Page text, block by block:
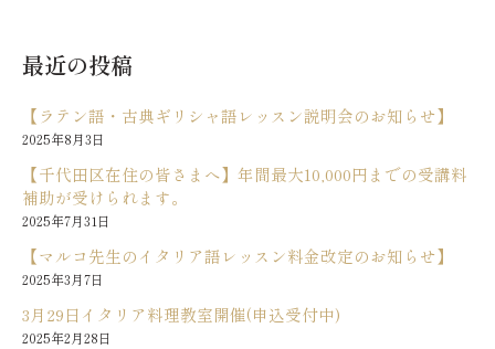
最近の投稿
【ラテン語・古典ギリシャ語レッスン説明会のお知らせ】
2025年8月3日
【千代田区在住の皆さまへ】年間最大10,000円までの受講料
補助が受けられます。
2025年7月31日
【マルコ先生のイタリア語レッスン料金改定のお知らせ】
2025年3月7日
3月29日イタリア料理教室開催(申込受付中)
2025年2月28日